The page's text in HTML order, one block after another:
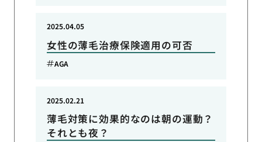
女性の薄毛治療保険適用の可否
2025.04.05
AGA
薄毛対策に効果的なのは朝の運動？
それとも夜？
2025.02.21